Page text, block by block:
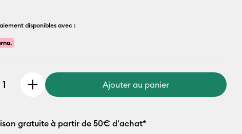
disponibles avec :
Ajouter au panier
gratuite à partir de 50€ d'achat*